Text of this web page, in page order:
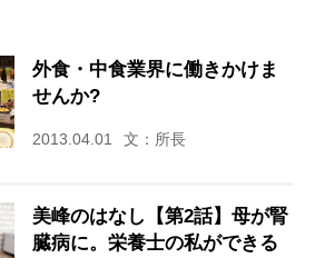
外食・中食業界に働きかけま
せんか?
2013.04.01 文：所長
美峰のはなし【第2話】母が腎
臓病に。栄養士の私ができる